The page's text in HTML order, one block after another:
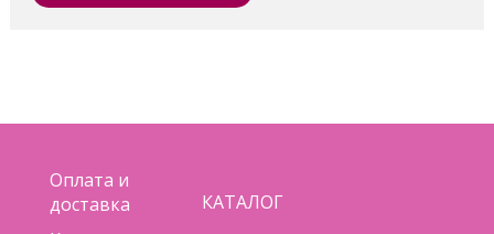
Оплата и
доставка
КАТАЛОГ